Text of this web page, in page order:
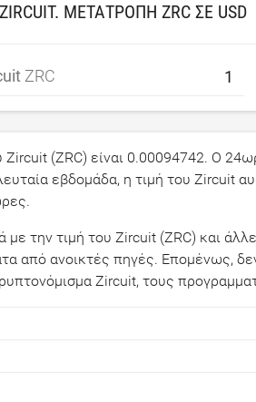
ΜΕΤΑΤΡΟΠΉ ZRC ΣΕ USD
ZRC
(ZRC) είναι 0.00094742. Ο
εβδομάδα, η τιμή του Zircuit
με την τιμή του Zircuit (ZRC) και
από ανοικτές πηγές. Επομένως,
Zircuit, τους